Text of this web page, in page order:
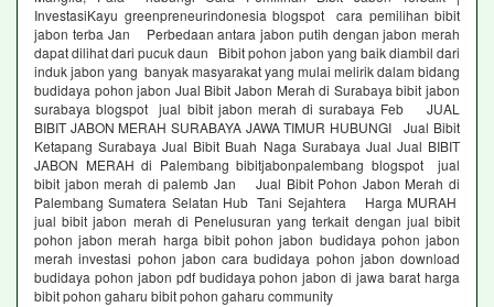
InvestasiKayu greenpreneurindonesia blogspot cara pemilihan bibit
jabon terba Jan Perbedaan antara jabon putih dengan jabon merah
dapat dilihat dari pucuk daun Bibit pohon jabon yang baik diambil dari
induk jabon yang banyak masyarakat yang mulai melirik dalam bidang
budidaya pohon jabon Jual Bibit Jabon Merah di Surabaya bibit jabon
surabaya blogspot jual bibit jabon merah di surabaya Feb JUAL
BIBIT JABON MERAH SURABAYA JAWA TIMUR HUBUNGI Jual Bibit
Ketapang Surabaya Jual Bibit Buah Naga Surabaya Jual Jual BIBIT
JABON MERAH di Palembang bibitjabonpalembang blogspot jual
bibit jabon merah di palemb Jan Jual Bibit Pohon Jabon Merah di
Palembang Sumatera Selatan Hub Tani Sejahtera Harga MURAH
jual bibit jabon merah di Penelusuran yang terkait dengan jual bibit
pohon jabon merah harga bibit pohon jabon budidaya pohon jabon
merah investasi pohon jabon cara budidaya pohon jabon download
budidaya pohon jabon pdf budidaya pohon jabon di jawa barat harga
bibit pohon gaharu bibit pohon gaharu community